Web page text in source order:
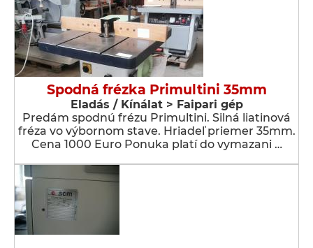
Spodná frézka Primultini 35mm
Eladás / Kínálat > Faipari gép
Predám spodnú frézu Primultini. Silná liatinová
fréza vo výbornom stave. Hriadeľ priemer 35mm.
Cena 1000 Euro Ponuka platí do vymazani …